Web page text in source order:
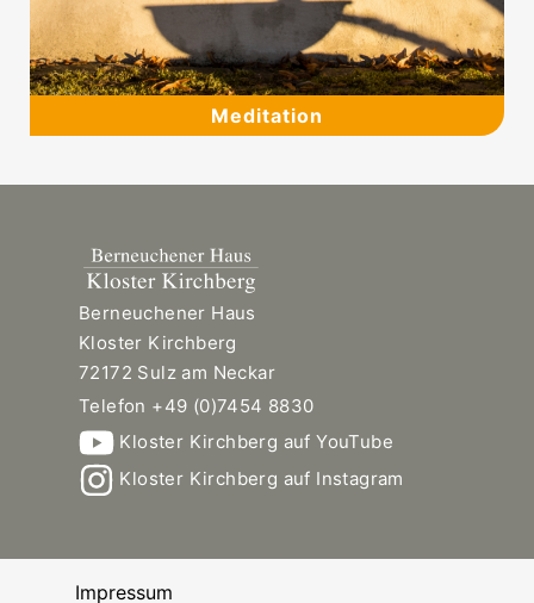
Meditation
Berneuchener Haus
Kloster Kirchberg
72172 Sulz am Neckar
Telefon +49 (0)7454 8830
Kloster Kirchberg auf YouTube
Kloster Kirchberg auf Instagram
Impressum